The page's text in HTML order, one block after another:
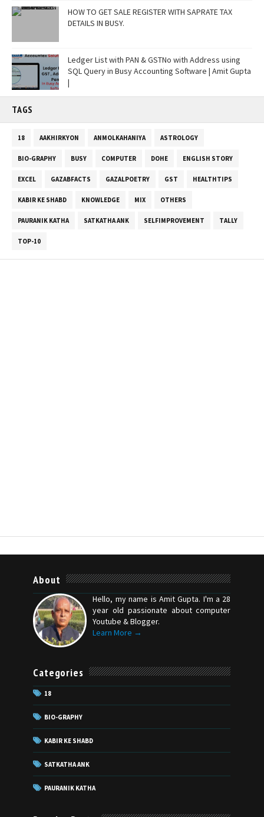
HOW TO GET SALE REGISTER WITH SAPRATE TAX
DETAILS IN BUSY.
Ledger List with PAN & GSTNo with Address using
SQL Query in Busy Accounting Software | Amit Gupta
|
TAGS
18 AAKHIRKYON ANMOLKAHANIYA ASTROLOGY
BIO-GRAPHY BUSY COMPUTER DOHE ENGLISH STORY
EXCEL GAZABFACTS GAZALPOETRY GST HEALTHTIPS
KABIR KE SHABD KNOWLEDGE MIX OTHERS
PAURANIK KATHA SATKATHA ANK SELFIMPROVEMENT TALLY
TOP-10
About
Hello, my name is Amit Gupta. I'm a 28
year old passionate about computer
Youtube & Blogger.
Learn More →
Categories
18
BIO-GRAPHY
KABIR KE SHABD
SATKATHA ANK
PAURANIK KATHA